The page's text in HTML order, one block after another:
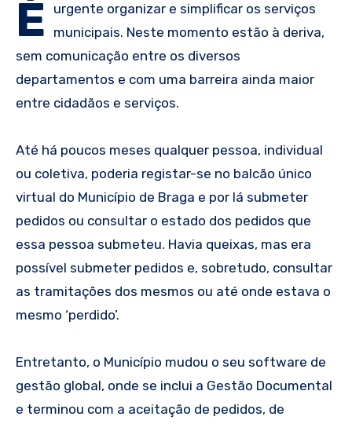
É
urgente organizar e simplificar os serviços
municipais. Neste momento estão à deriva,
sem comunicação entre os diversos
departamentos e com uma barreira ainda maior
entre cidadãos e serviços.
Até há poucos meses qualquer pessoa, individual
ou coletiva, poderia registar-se no balcão único
virtual do Município de Braga e por lá submeter
pedidos ou consultar o estado dos pedidos que
essa pessoa submeteu. Havia queixas, mas era
possível submeter pedidos e, sobretudo, consultar
as tramitações dos mesmos ou até onde estava o
mesmo ‘perdido’.
Entretanto, o Município mudou o seu software de
gestão global, onde se inclui a Gestão Documental
e terminou com a aceitação de pedidos, de